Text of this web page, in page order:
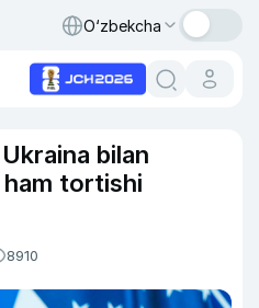
O‘zbekcha
bilan
ham tortishi
8910